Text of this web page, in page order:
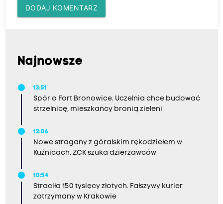
DODAJ KOMENTARZ
Najnowsze
13:51
Spór o Fort Bronowice. Uczelnia chce budować
strzelnicę, mieszkańcy bronią zieleni
12:06
Nowe stragany z góralskim rękodziełem w
Kuźnicach. ZCK szuka dzierżawców
10:54
Straciła 150 tysięcy złotych. Fałszywy kurier
zatrzymany w Krakowie